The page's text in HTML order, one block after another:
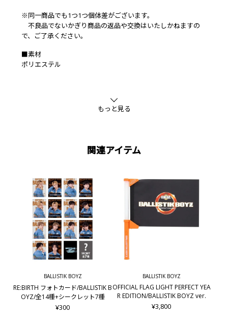
※同一商品でも1つ1つ個体差がございます。
不良品でないかぎり商品の返品や交換はいたしかねますの
で、ご了承ください。
■素材
ポリエステル
もっと見る
関連アイテム
BALLISTIK BOYZ
RE:BIRTH フォトカード/BALLISTIK B
OYZ/全14種+シークレット7種
¥300
BALLISTIK BOYZ
OFFICIAL FLAG LIGHT PERFECT YEA
R EDITION/BALLISTIK BOYZ ver.
¥3,800